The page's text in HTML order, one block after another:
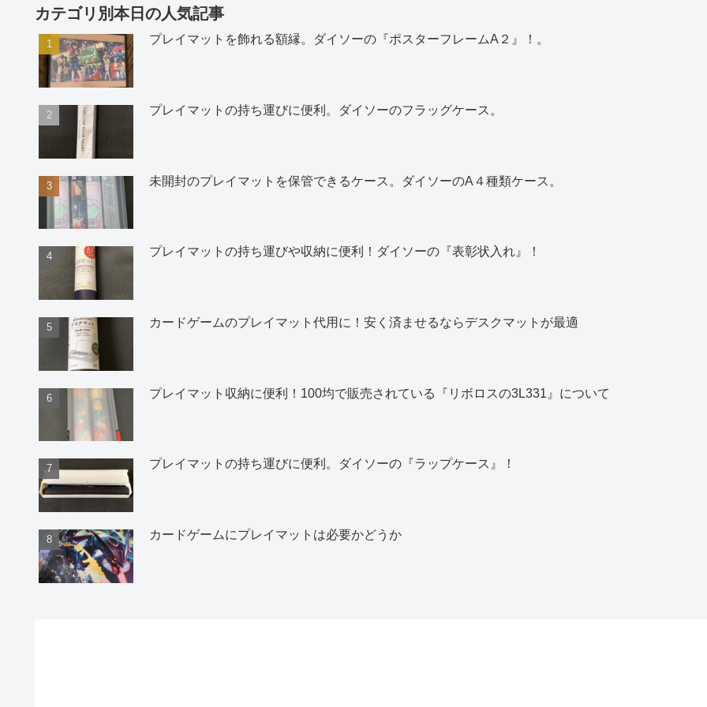
カテゴリ別本日の人気記事
プレイマットを飾れる額縁。ダイソーの『ポスターフレームA２』！。
プレイマットの持ち運びに便利。ダイソーのフラッグケース。
未開封のプレイマットを保管できるケース。ダイソーのA４種類ケース。
プレイマットの持ち運びや収納に便利！ダイソーの『表彰状入れ』！
カードゲームのプレイマット代用に！安く済ませるならデスクマットが最適
プレイマット収納に便利！100均で販売されている『リボロスの3L331』について
プレイマットの持ち運びに便利。ダイソーの『ラップケース』！
カードゲームにプレイマットは必要かどうか